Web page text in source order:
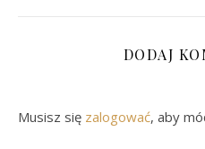
DODAJ
Musisz się zalogować, aby